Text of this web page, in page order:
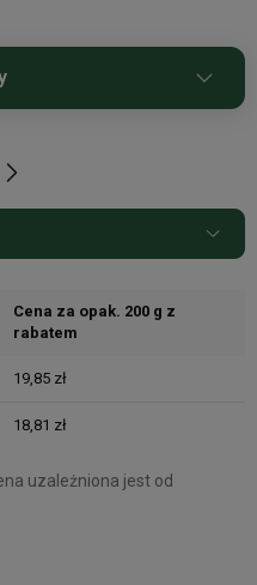
pochodzące z
w Hondurasie oraz Bugisu w
Cena za opak. 200 g z
rabatem
19,85 zł
18,81 zł
uzależniona jest od